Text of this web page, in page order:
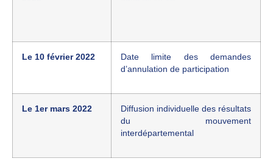
Le 10 février 2022
Date limite des demandes
d’annulation de participation
Le 1er mars 2022
Diffusion individuelle des résultats
du mouvement
interdépartemental